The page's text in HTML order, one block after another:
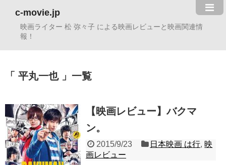
c-movie.jp
映画ライター 松 弥々子 による映画レビューと映画関連情
報！
平丸一也 一覧
【映画レビュー】バクマ
ン。
2015/9/23 日本映画 は行, 映
画レビュー